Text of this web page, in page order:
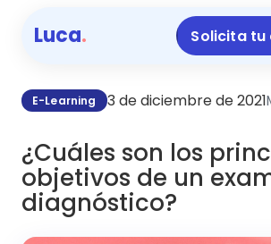
Luca. Solicita tu
E-Learning 3 de diciembre de 2021
¿Cuáles son los
objetivos de un
diagnóstico?